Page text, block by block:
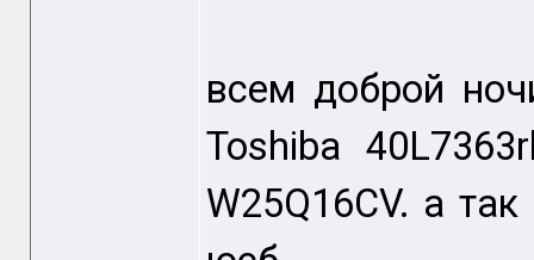
всем доброй
Toshiba
W25Q16CV. а